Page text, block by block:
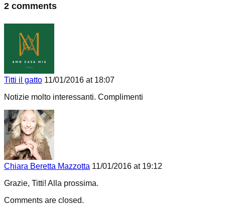
2 comments
Titti il gatto 11/01/2016 at 18:07
Notizie molto interessanti. Complimenti
Chiara Beretta Mazzotta 11/01/2016 at 19:12
Grazie, Titti! Alla prossima.
Comments are closed.